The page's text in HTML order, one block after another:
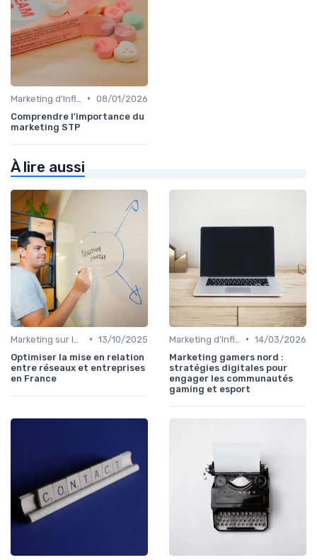
• 08/01/2026
Comprendre l'importance du
marketing STP
À lire aussi
• 13/10/2025
Optimiser la mise en relation
entre réseaux et entreprises
en France
• 14/03/2026
Marketing gamers nord :
stratégies digitales pour
engager les communautés
gaming et esport